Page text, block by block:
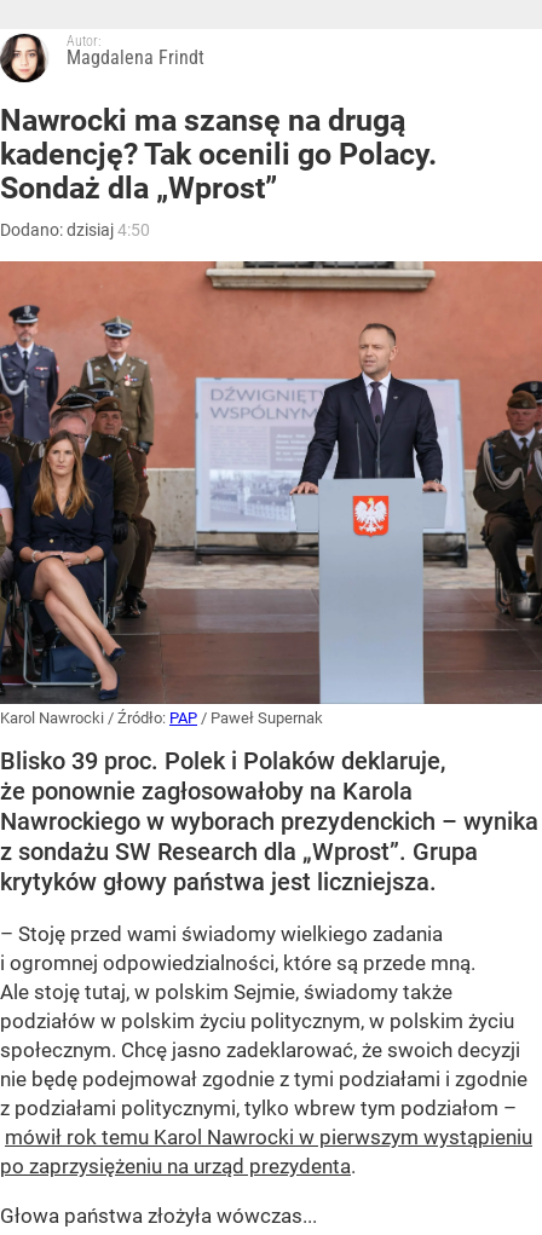
Autor:
Magdalena Frindt
Nawrocki ma szansę na drugą
kadencję? Tak ocenili go Polacy.
Sondaż dla „Wprost”
Dodano:dzisiaj4:50
Karol Nawrocki / Źródło: PAP / Paweł Supernak
Blisko 39 proc. Polek i Polaków deklaruje,
że ponownie zagłosowałoby na Karola
Nawrockiego w wyborach prezydenckich – wynika
z sondażu SW Research dla „Wprost”. Grupa
krytyków głowy państwa jest liczniejsza.
– Stoję przed wami świadomy wielkiego zadania
i ogromnej odpowiedzialności, które są przede mną.
Ale stoję tutaj, w polskim Sejmie, świadomy także
podziałów w polskim życiu politycznym, w polskim życiu
społecznym. Chcę jasno zadeklarować, że swoich decyzji
nie będę podejmował zgodnie z tymi podziałami i zgodnie
z podziałami politycznymi, tylko wbrew tym podziałom –
mówił rok temu Karol Nawrocki w pierwszym wystąpieniu
po zaprzysiężeniu na urząd prezydenta.
Głowa państwa złożyła wówczas...